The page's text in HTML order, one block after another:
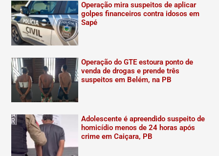
Operação mira suspeitos de aplicar
golpes financeiros contra idosos em
Sapé
Operação do GTE estoura ponto de
venda de drogas e prende três
suspeitos em Belém, na PB
Adolescente é apreendido suspeito de
homicídio menos de 24 horas após
crime em Caiçara, PB